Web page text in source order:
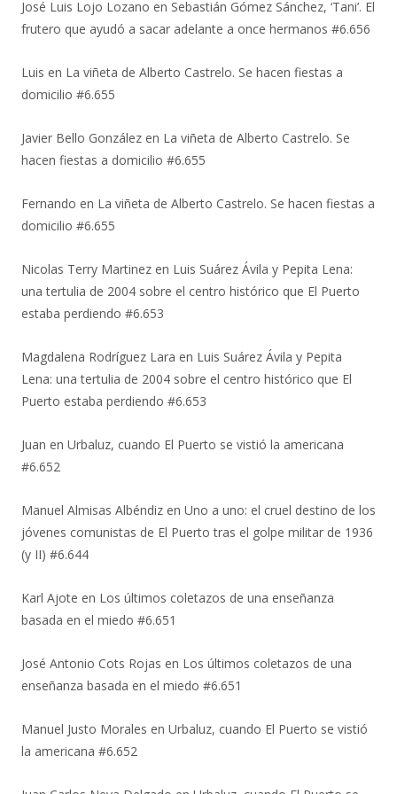
José Luis Lojo Lozano en Sebastián Gómez Sánchez, ‘Tani’. El
frutero que ayudó a sacar adelante a once hermanos #6.656
Luis en La viñeta de Alberto Castrelo. Se hacen fiestas a
domicilio #6.655
Javier Bello González en La viñeta de Alberto Castrelo. Se
hacen fiestas a domicilio #6.655
Fernando en La viñeta de Alberto Castrelo. Se hacen fiestas a
domicilio #6.655
Nicolas Terry Martinez en Luis Suárez Ávila y Pepita Lena:
una tertulia de 2004 sobre el centro histórico que El Puerto
estaba perdiendo #6.653
Magdalena Rodríguez Lara en Luis Suárez Ávila y Pepita
Lena: una tertulia de 2004 sobre el centro histórico que El
Puerto estaba perdiendo #6.653
Juan en Urbaluz, cuando El Puerto se vistió la americana
#6.652
Manuel Almisas Albéndiz en Uno a uno: el cruel destino de los
jóvenes comunistas de El Puerto tras el golpe militar de 1936
(y II) #6.644
Karl Ajote en Los últimos coletazos de una enseñanza
basada en el miedo #6.651
José Antonio Cots Rojas en Los últimos coletazos de una
enseñanza basada en el miedo #6.651
Manuel Justo Morales en Urbaluz, cuando El Puerto se vistió
la americana #6.652